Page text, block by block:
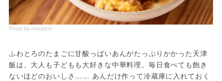
Photo by macaroni
ふわとろのたまごに甘酸っぱいあんがたっぷりかかった天津
飯は、大人も子どもも大好きな中華料理。毎日食べても飽き
ないほどのおいしさ…… あんだけ作って冷蔵庫に入れておく